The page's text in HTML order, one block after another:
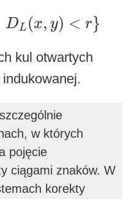
DL (x, y) < r}
DL x <
kul otwartych
w których
pojęcie
ciągami znaków. W
korekty